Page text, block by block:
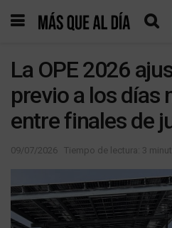
La OPE 2026
previo a los días
entre finales de
09/07/2026 Tiempo de lectura: 3